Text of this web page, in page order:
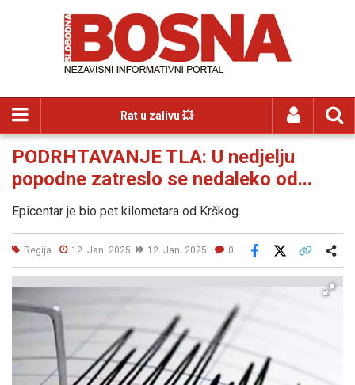
Rat u zalivu 💥
PODRHTAVANJE TLA: U nedjelju
popodne zatreslo se nedaleko od...
Epicentar je bio pet kilometara od Krškog.
Regija 12. Jan. 2025 12. Jan. 2025 0
Facebook